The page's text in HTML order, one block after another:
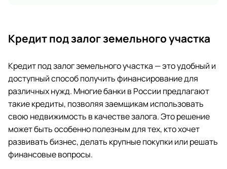
Кредит под залог земельного участка
Кредит под залог земельного участка — это удобный и
доступный способ получить финансирование для
различных нужд. Многие банки в России предлагают
такие кредиты, позволяя заемщикам использовать
свою недвижимость в качестве залога. Это решение
может быть особенно полезным для тех, кто хочет
развивать бизнес, делать крупные покупки или решать
финансовые вопросы.